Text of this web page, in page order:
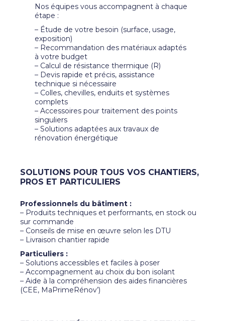
Nos équipes vous accompagnent à chaque
étape :
– Étude de votre besoin (surface, usage,
exposition)
– Recommandation des matériaux adaptés
à votre budget
– Calcul de résistance thermique (R)
– Devis rapide et précis, assistance
technique si nécessaire
– Colles, chevilles, enduits et systèmes
complets
– Accessoires pour traitement des points
singuliers
– Solutions adaptées aux travaux de
rénovation énergétique
SOLUTIONS POUR TOUS VOS CHANTIERS,
PROS ET PARTICULIERS
Professionnels du bâtiment :
– Produits techniques et performants, en stock ou
sur commande
– Conseils de mise en œuvre selon les DTU
– Livraison chantier rapide
Particuliers :
– Solutions accessibles et faciles à poser
– Accompagnement au choix du bon isolant
– Aide à la compréhension des aides financières
(CEE, MaPrimeRénov’)